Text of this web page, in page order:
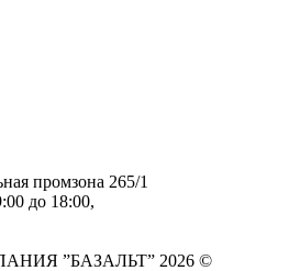
промзона 265/1
до 18:00,
”БАЗАЛЬТ” 2026 ©